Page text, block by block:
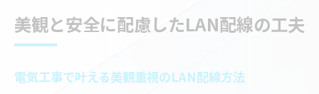
美観と安全に配慮したLAN配線の工夫
電気工事で叶える美観重視のLAN配線方法